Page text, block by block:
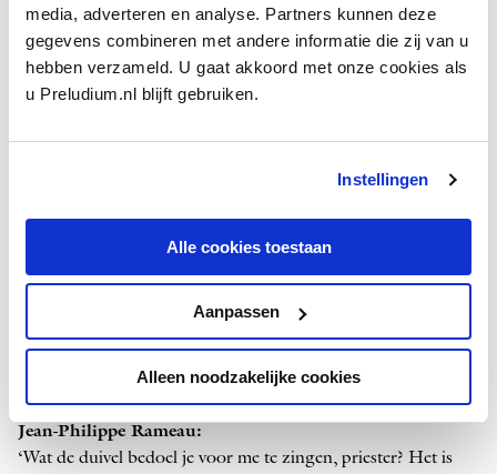
media, adverteren en analyse. Partners kunnen deze
gegevens combineren met andere informatie die zij van u
hebben verzameld. U gaat akkoord met onze cookies als
u Preludium.nl blijft gebruiken.
Instellingen
Alle cookies toestaan
Aanpassen
Alleen noodzakelijke cookies
Frédéric Chopin:
‘Beloof me dat ze me opensnijden, zodat ik niet levend wordt
begraven.’ (zijn laatste geschreven woorden, in het Frans)
6
‘Het ergste is, dat ik heenga terwijl ik nog zo veel te zeggen
7
Jean-Philippe Rameau:
‘Wat de duivel bedoel je voor me te zingen, priester? Het is